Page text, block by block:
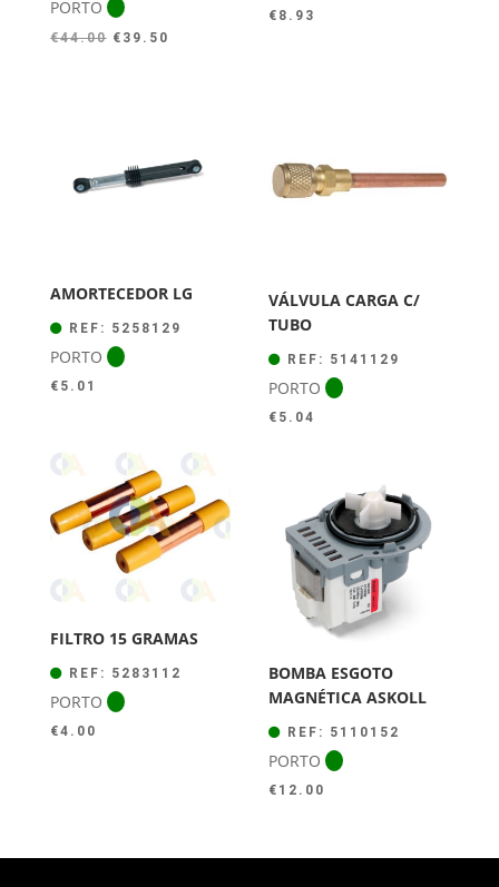
PORTO
€44.00 O
€ 39.50
€ 8.93
AMORTECEDOR LG
REF: 5258129
PORTO
€ 5.01
VÁLVULA CARGA C/
TUBO
REF: 5141129
PORTO
€ 5.04
FILTRO 15 GRAMAS
REF: 5283112
PORTO
€4.00
BOMBA ESGOTO
MAGNÉTICA ASKOLL
REF: 5110152
PORTO
€ 12.00